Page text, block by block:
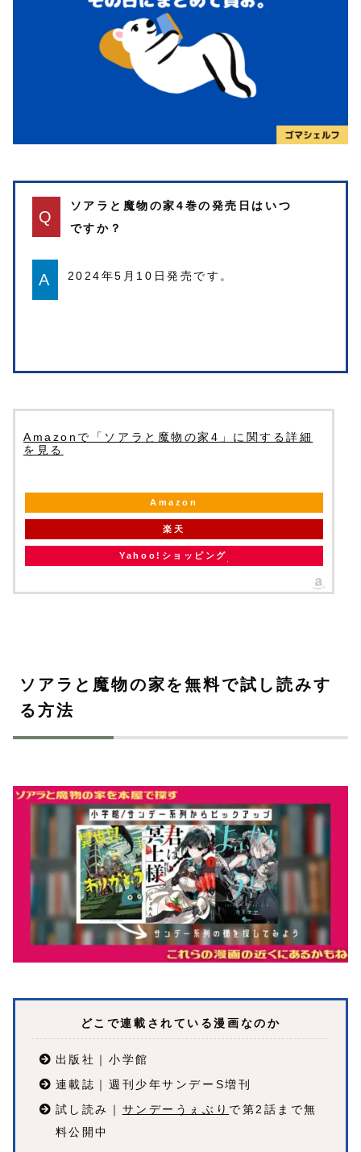
Q
ソアラと魔物の家4巻の発売日はいつ
ですか？
A 2024年5月10日発売です。
Amazonで「ソアラと魔物の家4」に関する詳細
を見る
Amazon
楽天
Yahoo!ショッピング
ソアラと魔物の家を無料で試し読みす
る方法
どこで連載されている漫画なのか
出版社｜小学館
連載誌｜週刊少年サンデーS増刊
試し読み｜ サンデーうぇぶり で第2話まで無
料公開中